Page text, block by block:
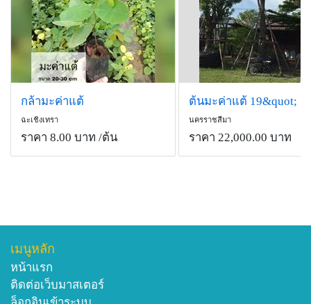
ลักษณะแข็ง ๆ คล้ายกับเมล็ดมะขามและมีรสมัน
สรรพคุณ
-เปลือกนำมาแช่น้ำให้ได้น้ำสีน้ำตาลแดง ใช้แช่แผลจาก
การคลอดบุตรให้สมานตัวเร็ว ไม่ติดเชื้อ
กล้ามะค่าแต้
ฉะเชิงเทรา
ราคา 8.00 บาท /ต้น
ต้นมะค่าแต้ 19&quot;
นครราชสีมา
ราคา 22,000.00 บาท
เมนูหลัก
หน้าแรก
ติดต่อเว็บมาสเตอร์